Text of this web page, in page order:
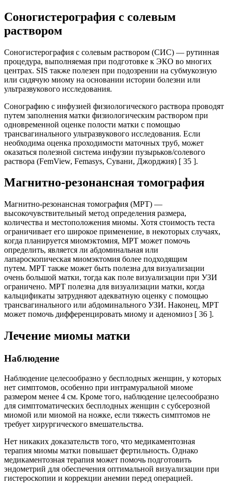
Соногистерография с солевым
раствором
Соногистерография с солевым раствором (СИС) — рутинная
процедура, выполняемая при подготовке к ЭКО во многих
центрах. SIS также полезен при подозрении на субмукозную
или сидячую миому на основании истории болезни или
ультразвукового исследования.
Сонографию с инфузией физиологического раствора проводят
путем заполнения матки физиологическим раствором при
одновременной оценке полости матки с помощью
трансвагинального ультразвукового исследования. Если
необходима оценка проходимости маточных труб, может
оказаться полезной система инфузии пузырьков/солевого
раствора (FemView, Femasys, Сувани, Джорджия) [ 35 ].
Магнитно-резонансная томография
Магнитно-резонансная томография (МРТ) —
высокочувствительный метод определения размера,
количества и местоположения миомы. Хотя стоимость теста
ограничивает его широкое применение, в некоторых случаях,
когда планируется миомэктомия, МРТ может помочь
определить, является ли абдоминальная или
лапароскопическая миомэктомия более подходящим
путем. МРТ также может быть полезна для визуализации
очень большой матки, тогда как поле визуализации при УЗИ
ограничено. МРТ полезна для визуализации матки, когда
кальцификаты затрудняют адекватную оценку с помощью
трансвагинального или абдоминального УЗИ. Наконец, МРТ
может помочь дифференцировать миому и аденомиоз [ 36 ].
Лечение миомы матки
Наблюдение
Наблюдение целесообразно у бесплодных женщин, у которых
нет симптомов, особенно при интрамуральной миоме
размером менее 4 см. Кроме того, наблюдение целесообразно
для симптоматических бесплодных женщин с субсерозной
миомой или миомой на ножке, если тяжесть симптомов не
требует хирургического вмешательства.
Нет никаких доказательств того, что медикаментозная
терапия миомы матки повышает фертильность. Однако
медикаментозная терапия может помочь подготовить
эндометрий для обеспечения оптимальной визуализации при
гистероскопии и коррекции анемии перед операцией.